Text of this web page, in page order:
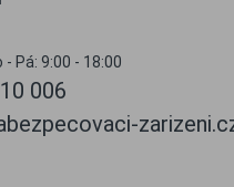
Pá: 9:00 - 18:00
006